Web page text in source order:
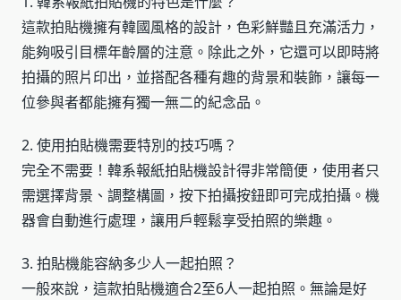
這款拍貼機擁有韓國風格的設計，色彩鮮豔且充滿活力，
能夠吸引目標年齡層的注意。除此之外，它還可以即時將
拍攝的照片印出，並搭配各種有趣的背景和裝飾，讓每一
位參與者都能擁有獨一無二的紀念品。
2. 使用拍貼機需要特別的技巧嗎？
完全不需要！韓系報紙拍貼機設計得非常簡便，使用者只
需選擇背景、調整構圖，按下拍攝按鈕即可完成拍攝。機
器會自動進行處理，讓用戶輕鬆享受拍照的樂趣。
3. 拍貼機能容納多少人一起拍照？
一般來說，這款拍貼機適合2至6人一起拍照。無論是好